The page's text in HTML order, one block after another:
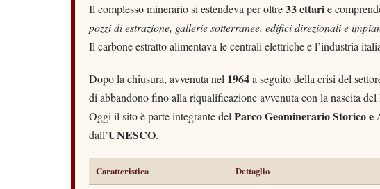
Il complesso minerario si estendeva per oltre33 ettarie
pozzi di estrazione, gallerie sotterranee, edifici direzionali e
Il carbone estratto alimentava le centrali elettriche e l’industria
Dopo la chiusura, avvenuta nel 1964a seguito della crisi del
di abbandono fino alla riqualificazione avvenuta con la nascita del
Oggi il sito è parte integrante del Parco Geominerario Storico e
dall’UNESCO.
Caratteristica Dettaglio